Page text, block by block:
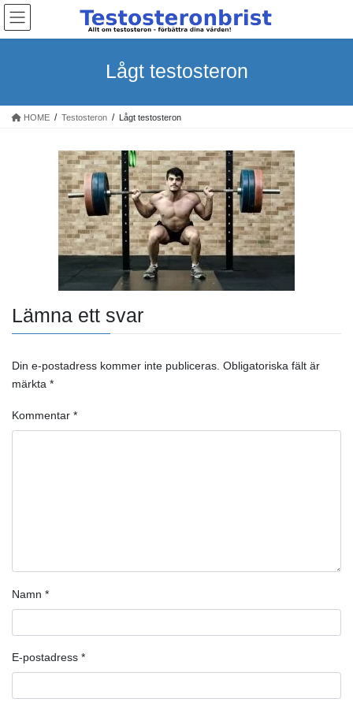
Skip
the
Skip
the
Lågt testosteron
HOME Testosteron Lågt testosteron
Lämna ett svar
Din e-postadress kommer inte publiceras. Obligatoriska fält är
märkta *
Kommentar *
Namn *
E-postadress *